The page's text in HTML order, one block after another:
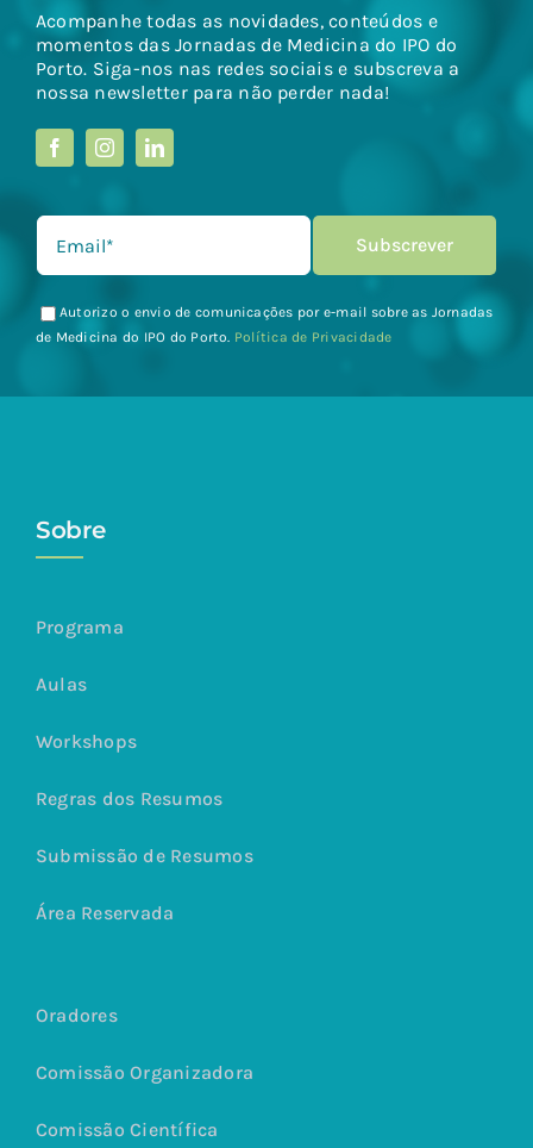
Acompanhe todas as novidades, conteúdos e
momentos das Jornadas de Medicina do IPO do
Porto. Siga-nos nas redes sociais e subscreva a
nossa newsletter para não perder nada!
Autorizo o envio de comunicações por e-mail sobre as Jornadas
de Medicina do IPO do Porto. Política de Privacidade
Sobre
Programa
Aulas
Workshops
Regras dos Resumos
Submissão de Resumos
Área Reservada
Oradores
Comissão Organizadora
Comissão Científica